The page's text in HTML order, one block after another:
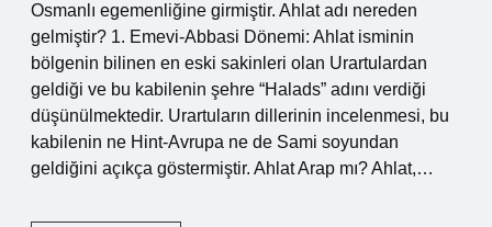
Osmanlı egemenliğine girmiştir. Ahlat adı nereden
gelmiştir? 1. Emevi-Abbasi Dönemi: Ahlat isminin
bölgenin bilinen en eski sakinleri olan Urartulardan
geldiği ve bu kabilenin şehre “Halads” adını verdiği
düşünülmektedir. Urartuların dillerinin incelenmesi, bu
kabilenin ne Hint-Avrupa ne de Sami soyundan
geldiğini açıkça göstermiştir. Ahlat Arap mı? Ahlat,…